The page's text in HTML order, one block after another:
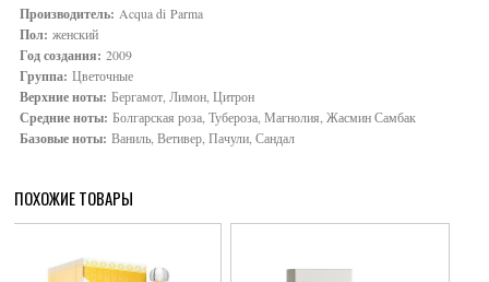
Производитель: Acqua di Parma
Пол: женский
Год создания: 2009
Группа: Цветочные
Верхние ноты: Бергамот, Лимон, Цитрон
Средние ноты: Болгарская роза, Тубероза, Магнолия, Жасмин Самбак
Базовые ноты:Ваниль, Ветивер, Пачули, Сандал
ПОХОЖИЕ ТОВАРЫ